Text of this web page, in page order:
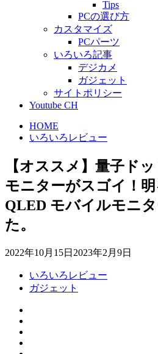
Tips
PCの選び方
カスタマイズ
PCパーツ
いろいろ記事
デジカメ
ガジェット
サイトポリシー
Youtube CH
HOME
いろいろレビュー
【オススメ】量子ド
モニターがスゴイ！
QLED モバイルモニ
た。
2022年10月15日 2023年2月9日
いろいろレビュー
ガジェット